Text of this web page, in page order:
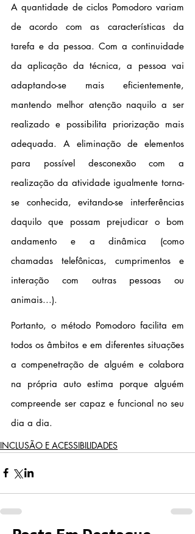
A quantidade de ciclos Pomodoro variam
de acordo com as características da
tarefa e da pessoa. Com a continuidade
da aplicação da técnica, a pessoa vai
adaptando-se mais eficientemente,
mantendo melhor atenção naquilo a ser
realizado e possibilita priorização mais
adequada. A eliminação de elementos
para possível desconexão com a
realização da atividade igualmente torna-
se conhecida, evitando-se interferências
daquilo que possam prejudicar o bom
andamento e a dinâmica (como
chamadas telefônicas, cumprimentos e
interação com outras pessoas ou
animais...).
Portanto, o método Pomodoro facilita em
todos os âmbitos e em diferentes situações
a compenetração de alguém e colabora
na própria auto estima porque alguém
compreende ser capaz e funcional no seu
dia a dia.
INCLUSÃO E ACESSIBILIDADES